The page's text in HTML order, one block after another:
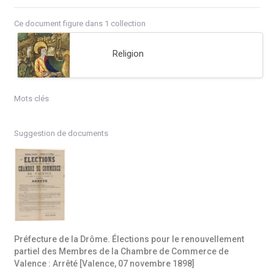
Ce document figure dans 1 collection
Religion
Mots clés
Suggestion de documents
Préfecture de la Drôme. Élections pour le renouvellement
partiel des Membres de la Chambre de Commerce de
Valence : Arrêté [Valence, 07 novembre 1898]